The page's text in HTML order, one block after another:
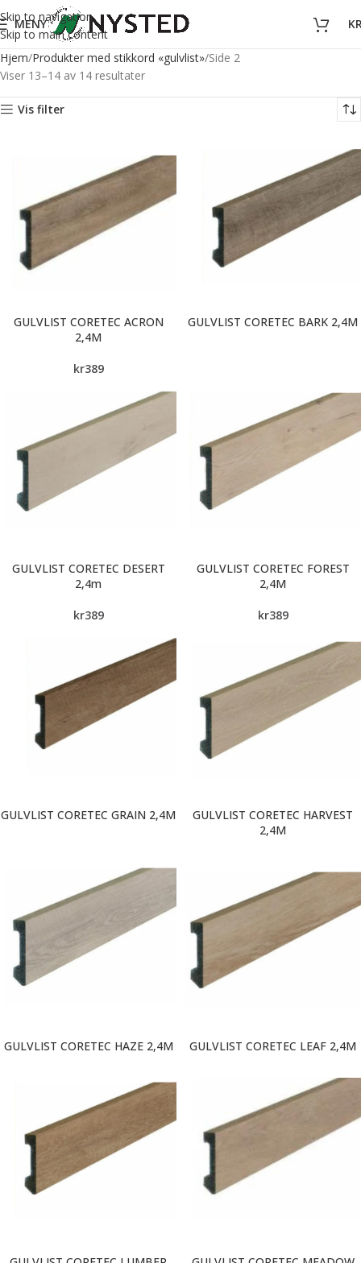
Skip to navigation
Skip to main content
MENY
Hjem Produkter med stikkord «gulvlist» Side 2
Viser 13–14 av 14 resultater
Vis filter
GULVLIST CORETEC ACRON
2,4M
kr389
GULVLIST CORETEC BARK 2,4M
GULVLIST CORETEC DESERT
2,4m
kr389
GULVLIST CORETEC FOREST
2,4M
kr389
GULVLIST CORETEC GRAIN 2,4M
GULVLIST CORETEC HARVEST
2,4M
GULVLIST CORETEC HAZE 2,4M GULVLIST CORETEC LEAF 2,4M